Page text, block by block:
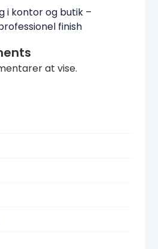
i kontor og butik –
finish
at vise.